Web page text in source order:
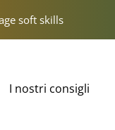
soft skills
I nostri consigli